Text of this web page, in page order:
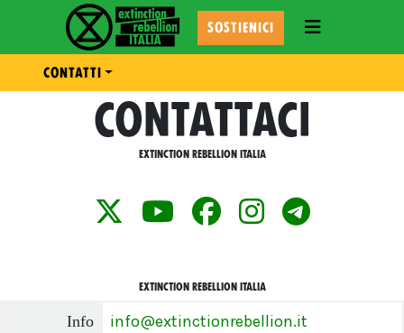
SOSTIENICI TOGGLE
CONTATTI
CONTATTACI
EXTINCTION REBELLION ITALIA
EXTINCTION REBELLION ITALIA
Info info@extinctionrebellion.it